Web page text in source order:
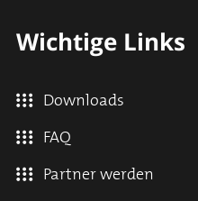
Wichtige Links
Downloads
FAQ
Partner werden